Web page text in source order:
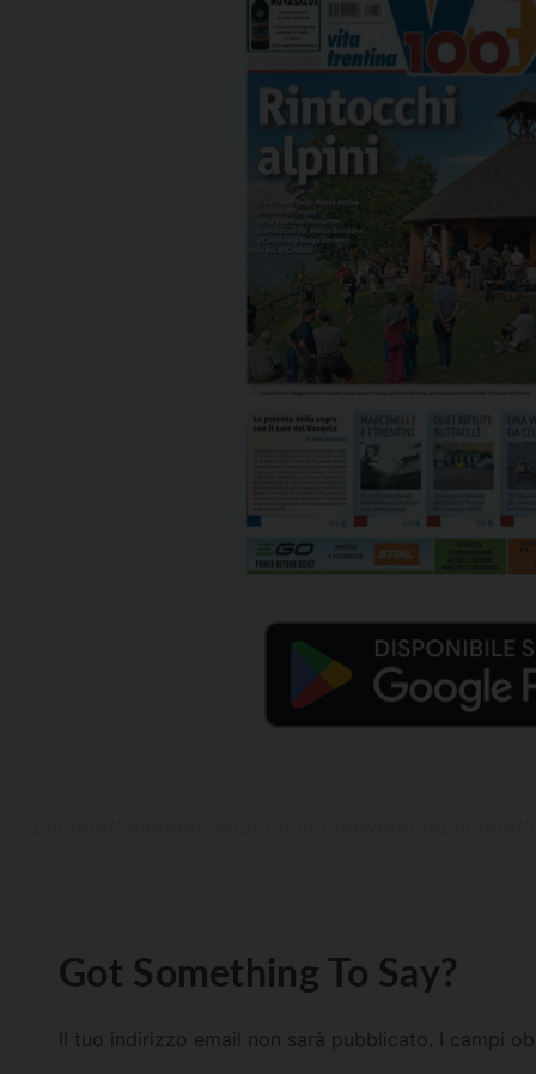
Got Something To Say?
Il tuo indirizzo email non sarà pubblicato. I campi